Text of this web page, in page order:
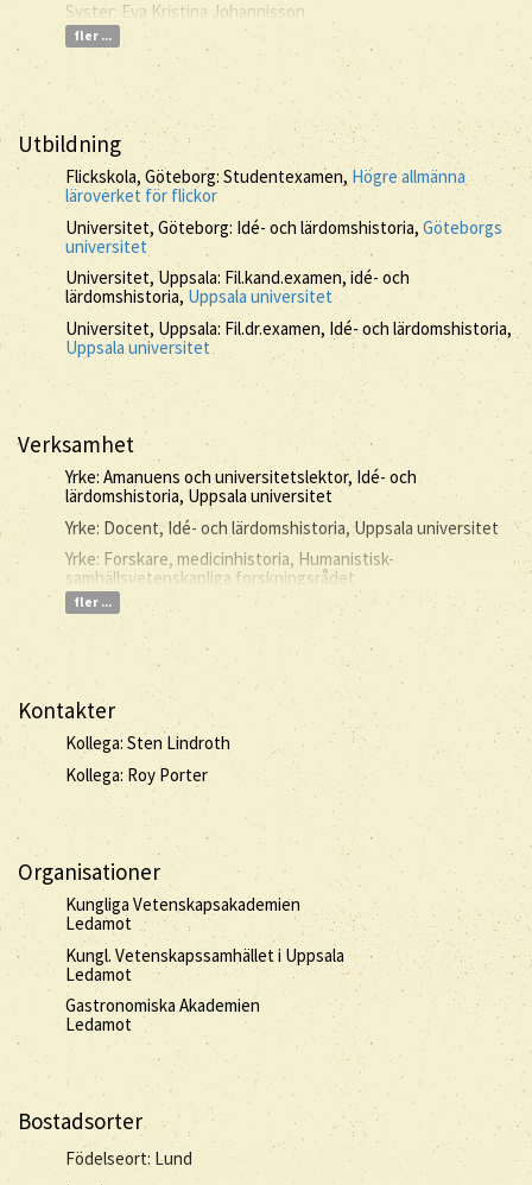
Syster: Eva Kristina Johannisson
fler ...
Utbildning
Flickskola, Göteborg: Studentexamen,Högre allmänna
läroverket för flickor
Universitet, Göteborg: Idé- och lärdomshistoria, Göteborgs
universitet
Universitet, Uppsala: Fil.kand.examen, idé- och
lärdomshistoria, Uppsala universitet
Universitet, Uppsala: Fil.dr.examen, Idé- och lärdomshistoria,
Uppsala universitet
Verksamhet
Yrke: Amanuens och universitetslektor, Idé- och
lärdomshistoria, Uppsala universitet
Yrke: Docent, Idé- och lärdomshistoria, Uppsala universitet
Yrke: Forskare, medicinhistoria, Humanistisk-
samhällsvetenskapliga forskningsrådet
fler ...
Kontakter
Kollega: Sten Lindroth
Kollega: Roy Porter
Organisationer
Kungliga Vetenskapsakademien
Ledamot
Kungl. Vetenskapssamhället i Uppsala
Ledamot
Gastronomiska Akademien
Ledamot
Bostadsorter
Födelseort: Lund